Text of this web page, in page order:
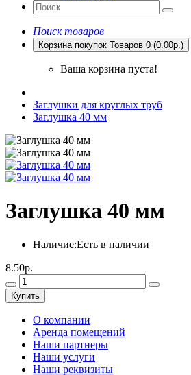
Поиск товаров
Корзина покупок Товаров 0 (0.00р.)
Ваша корзина пуста!
Заглушки для круглых труб
Заглушка 40 мм
Заглушка 40 мм
Наличие:Есть в наличии
8.50р.
Купить
О компании
Аренда помещений
Наши партнеры
Наши услуги
Наши реквизиты